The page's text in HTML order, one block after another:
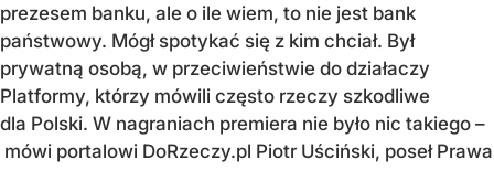
prezesem banku, ale o ile wiem, to nie jest bank
państwowy. Mógł spotykać się z kim chciał. Był
prywatną osobą, w przeciwieństwie do działaczy
Platformy, którzy mówili często rzeczy szkodliwe
dla Polski. W nagraniach premiera nie było nic takiego –
mówi portalowi DoRzeczy.pl Piotr Uściński, poseł Prawa